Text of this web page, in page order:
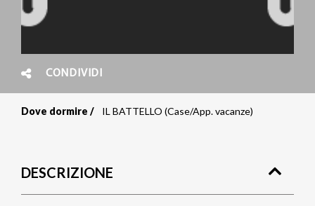
CONDIVIDI
pane
Dove dormire IL BATTELLO (Case/App. vacanze)
DESCRIZIONE